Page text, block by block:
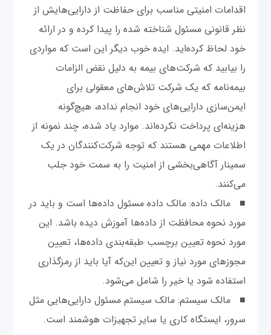
اقدامات امنیتی مناسب برای حفاظت از دارایی‌هایش از
نظر قانونی مسئول شناخته شده را پیدا کرده‌ و در ارائه
خود لحاظ کرده‌اید. ایده خوب دیگر این است که مواردی
را بیابید که شرکت‌های بیمه به دلیل نقض الزامات
بیمه‌نامه که یک شرکت تلاش‌های معقولی برای
ایمن‌سازی دارایی‌های خود انجام نداده، هیچ‌گونه
هزینه‌ای پرداخت نکرده‌اند. موارد یاد شده، چند نمونه از
اطلاعات مهمی هستند که توجه شرکت‌کنندگان در یک
سمینار آگاهی‌بخشی از امنیت را به سمت خود جلب
می‌کنند.
■ مالک داده: مالک داده مسئول داده‌ها است و باید در
مورد نحوه محافظت از داده‌ها آموزش دیده باشد. این
مورد نحوه تعیین برچسب طبقه‌بندی داده‌ها، تعیین
مجوزهای مورد نیاز و تعیین این‌که آیا باید از رمزگذاری
استفاده شود یا خیر را شامل می‌شود.
■ مالک سیستم: مالک سیستم مسئول دارایی‌هایی مثل
سرور، ایستگاه کاری یا سایر تجهیزات هوشمند است.